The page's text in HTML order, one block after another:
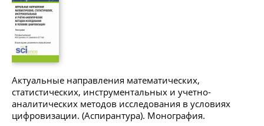
Актуальные направления математических,
статистических, инструментальных и учетно-
аналитических методов исследования в условиях
цифровизации. (Аспирантура). Монография.